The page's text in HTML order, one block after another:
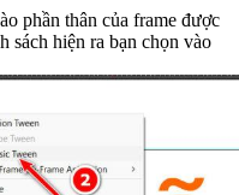
phần thân của frame được
sách hiện ra bạn chọn vào